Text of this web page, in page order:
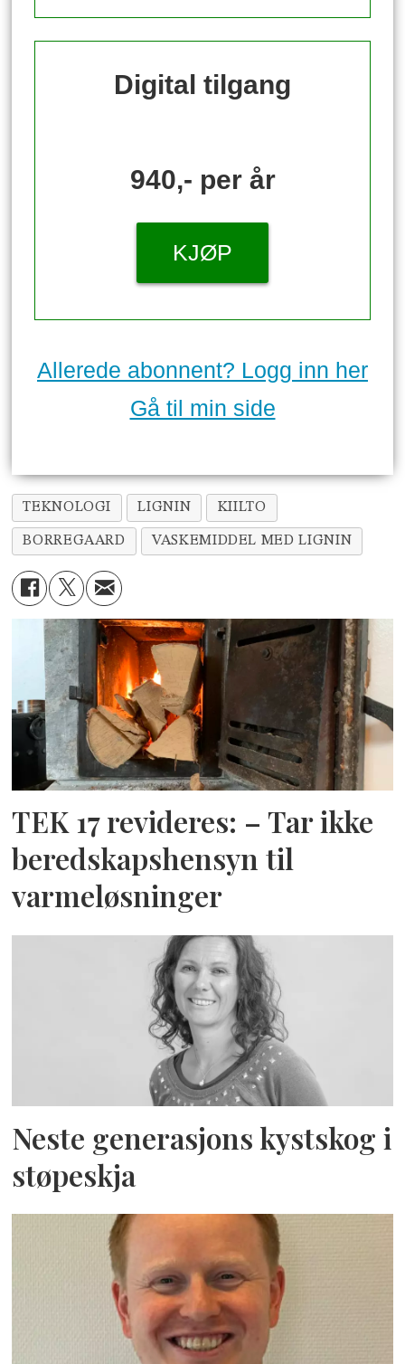
Digital tilgang
940,- per år
KJØP
Allerede abonnent? Logg inn her
Gå til min side
TEKNOLOGI LIGNIN KIILTO
BORREGAARD VASKEMIDDEL MED LIGNIN
TEK 17 revideres: – Tar ikke
beredskapshensyn til
varmeløsninger
Neste generasjons kystskog i
støpeskja